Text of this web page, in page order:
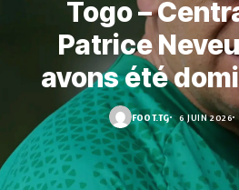
Togo –
Patrice
avons été
FOOT.TG 6 JUIN 2026